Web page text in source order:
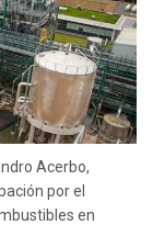
Acerbo,
por el
en